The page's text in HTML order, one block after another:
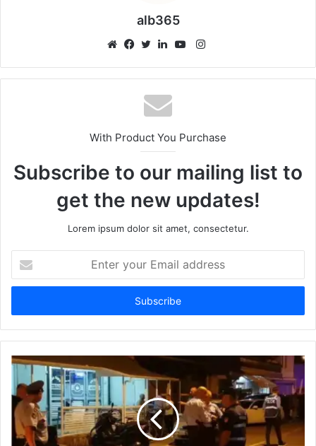
alb365
Instagram
With Product You Purchase
Subscribe to our mailing list to
get the new updates!
Lorem ipsum dolor sit amet, consectetur.
your
Email